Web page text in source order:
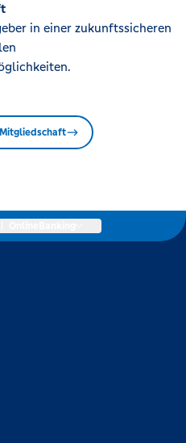
in einer zukunftssicheren